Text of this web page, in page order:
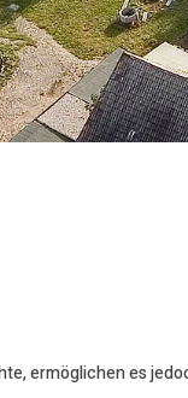
ermöglichen es